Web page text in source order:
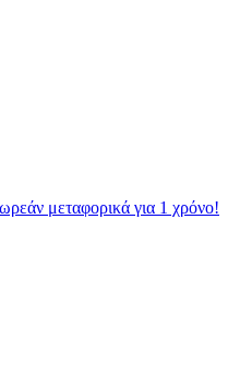
μεταφορικά για 1 χρόνο!